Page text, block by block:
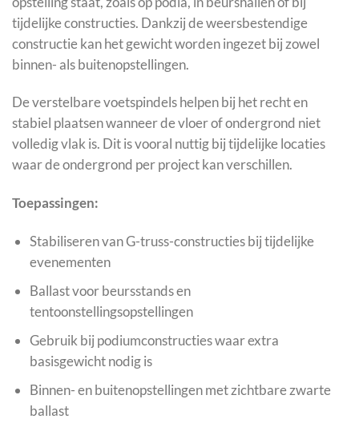
tijdelijke constructies. Dankzij de weersbestendige
constructie kan het gewicht worden ingezet bij zowel
binnen- als buitenopstellingen.
De verstelbare voetspindels helpen bij het recht en
stabiel plaatsen wanneer de vloer of ondergrond niet
volledig vlak is. Dit is vooral nuttig bij tijdelijke locaties
waar de ondergrond per project kan verschillen.
Toepassingen:
Stabiliseren van G-truss-constructies bij tijdelijke
evenementen
Ballast voor beursstands en
tentoonstellingsopstellingen
Gebruik bij podiumconstructies waar extra
basisgewicht nodig is
Binnen- en buitenopstellingen met zichtbare zwarte
ballast